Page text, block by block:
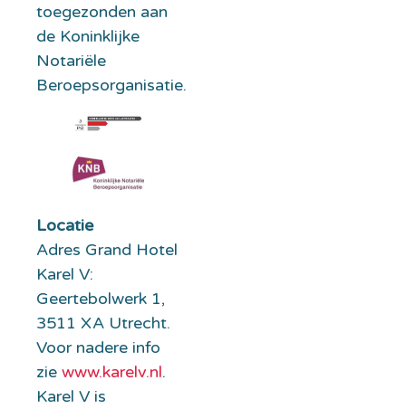
toegezonden aan
de Koninklijke
Notariële
Beroepsorganisatie.
Locatie
Adres Grand Hotel
Karel V:
Geertebolwerk 1,
3511 XA Utrecht.
Voor nadere info
zie www.karelv.nl.
Karel V is